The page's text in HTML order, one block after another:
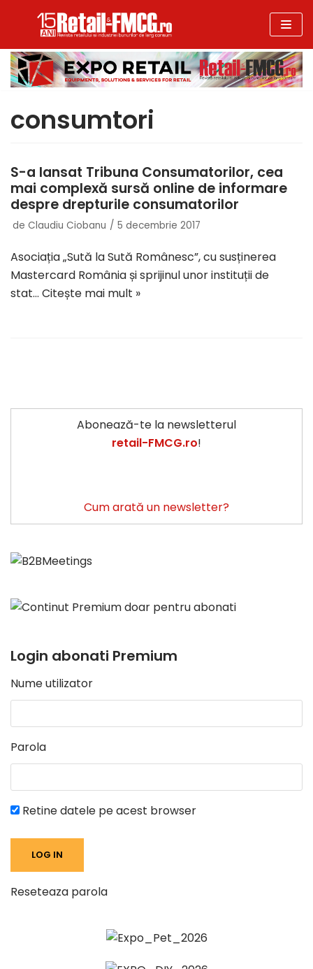
la
conținut
consumtori
S-a lansat Tribuna Consumatorilor, cea
mai complexă sursă online de informare
despre drepturile consumatorilor
de Claudiu Ciobanu 5 decembrie 2017
Asociația „Sută la Sută Românesc”, cu susținerea
Mastercard România și sprijinul unor instituții de
stat… Citește mai mult »
Abonează-te la newsletterul
retail-FMCG.ro!
Cum arată un newsletter?
Login abonati Premium
Nume utilizator
Parola
Retine datele pe acest browser
Reseteaza parola